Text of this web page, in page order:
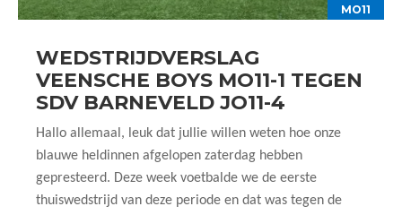
MO11
WEDSTRIJDVERSLAG
VEENSCHE BOYS MO11-1 TEGEN
SDV BARNEVELD JO11-4
Hallo allemaal, leuk dat jullie willen weten hoe onze
blauwe heldinnen afgelopen zaterdag hebben
gepresteerd. Deze week voetbalde we de eerste
thuiswedstrijd van deze periode en dat was tegen de